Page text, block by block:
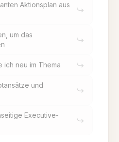
Aktionsplan aus
um das
ich neu im Thema
und
Executive-